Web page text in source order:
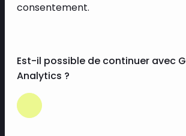
consentement.
Est-il possible de continuer avec
Analytics ?